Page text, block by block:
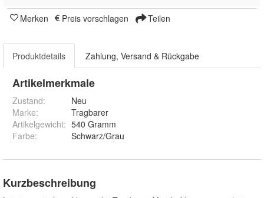
Merken Preis vorschlagen Teilen
Produktdetails Zahlung, Versand & Rückgabe
Artikelmerkmale
Zustand:
Neu
Marke:
Tragbarer
Artikelgewicht: 540 Gramm
Farbe: Schwarz/Grau
Kurzbeschreibung